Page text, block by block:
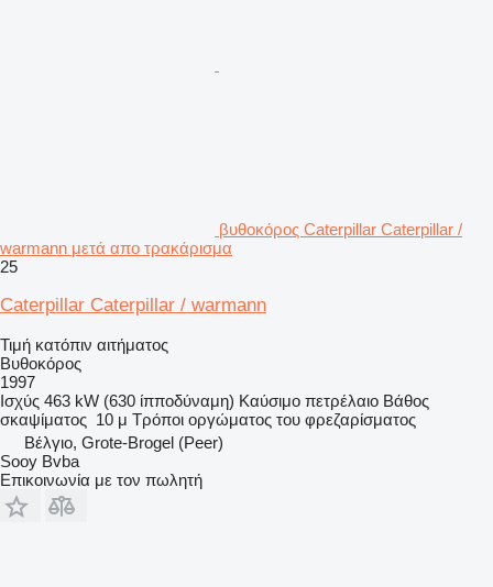
βυθοκόρος Caterpillar Caterpillar /
warmann μετά απο τρακάρισμα
25
Caterpillar Caterpillar / warmann
Τιμή κατόπιν αιτήματος
Βυθοκόρος
1997
Ισχύς 463 kW (630 ίπποδύναμη) Καύσιμο πετρέλαιο Βάθος
σκαψίματος 10 μ Τρόποι οργώματος του φρεζαρίσματος
Βέλγιο, Grote-Brogel (Peer)
Sooy Bvba
Επικοινωνία με τον πωλητή